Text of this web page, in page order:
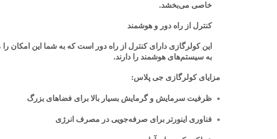
خاصی می‌بخشد.
کنترل از راه دور و هوشمند
این کولرگازی دارای کنترل از راه دور است که به شما این امکان
به سیستم‌های هوشمند را دارند.
مزایای کولرگازی جی پلاس:
ظرفیت سرمایش و گرمایش بسیار بالا برای فضاهای بزرگ
فناوری اینورتر برای صرفه‌جویی در مصرف انرژی